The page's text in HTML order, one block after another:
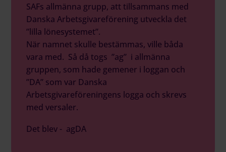
SAFs allmänna grupp, att tillsammans med
Danska Arbetsgivareförening utveckla det
”lilla lönesystemet”.
När namnet skulle bestämmas, ville båda
vara med. Så då togs ”ag” i allmänna
gruppen, som hade gemener i loggan och
”DA” som var Danska
Arbetsgivareföreningens logga och skrevs
med versaler.
Det blev - agDA